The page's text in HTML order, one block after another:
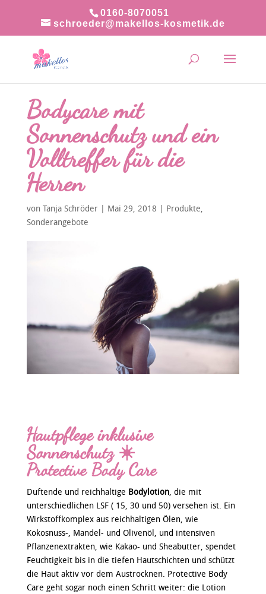
0160-8070051
schroeder@makellos-kosmetik.de
Bodycare mit
Sonnenschutz und ein
Volltreffer für die
Herren
von Tanja Schröder| Mai 29, 2018 | Produkte,
Sonderangebote
Hautpflege inklusive
Sonnenschutz ☀️
Protective Body Care
Duftende und reichhaltige Bodylotion, die mit
unterschiedlichen LSF ( 15, 30 und 50) versehen ist. Ein
Wirkstoffkomplex aus reichhaltigen Ölen, wie
Kokosnuss-, Mandel- und Olivenöl, und intensiven
Pflanzenextrakten, wie Kakao- und Sheabutter, spendet
Feuchtigkeit bis in die tiefen Hautschichten und schützt
die Haut aktiv vor dem Austrocknen. Protective Body
Care geht sogar noch einen Schritt weiter: die Lotion